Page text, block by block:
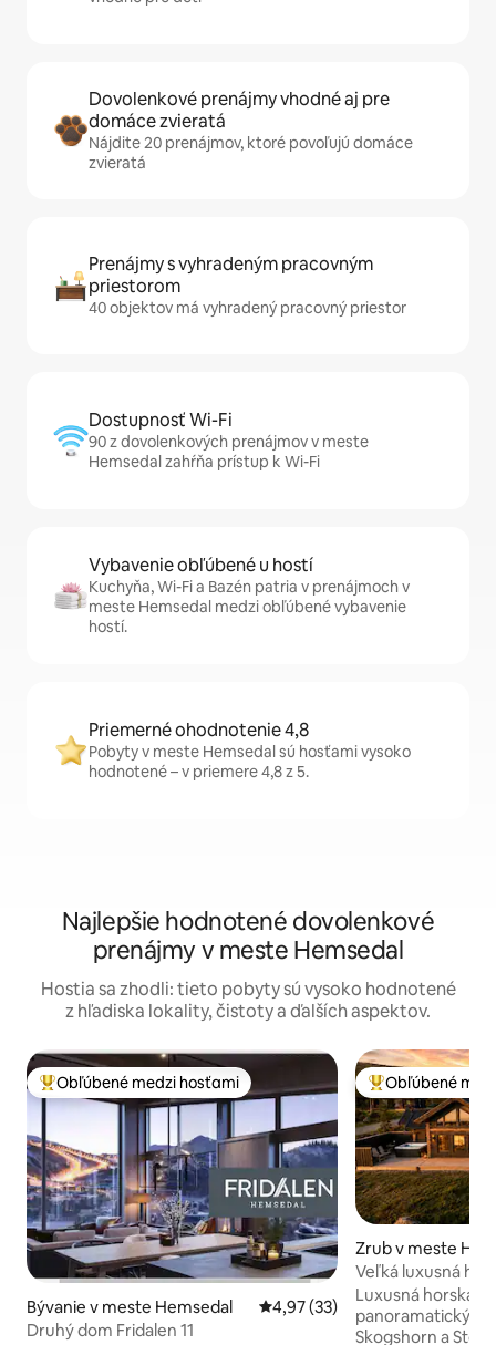
Dovolenkové prenájmy vhodné aj pre
domáce zvieratá
Nájdite 20 prenájmov, ktoré povoľujú domáce
zvieratá
Prenájmy s vyhradeným pracovným
priestorom
40 objektov má vyhradený pracovný priestor
Dostupnosť Wi-Fi
90 z dovolenkových prenájmov v meste
Hemsedal zahŕňa prístup k Wi-Fi
Vybavenie obľúbené u hostí
Kuchyňa, Wi-Fi a Bazén patria v prenájmoch v
meste Hemsedal medzi obľúbené vybavenie
hostí.
Priemerné ohodnotenie 4,8
Pobyty v meste Hemsedal sú hosťami vysoko
hodnotené – v priemere 4,8 z 5.
Najlepšie hodnotené dovolenkové
prenájmy v meste Hemsedal
Hostia sa zhodli: tieto pobyty sú vysoko hodnotené
z hľadiska lokality, čistoty a ďalších aspektov.
Najobľúbenejšie medzi hosťami
Obľúbené medzi hosťami
Bývanie v meste Hemsedal Priemerné ohodnotenie 4,97
4,97 (33)
Druhý dom Fridalen 11
Najobľúbenejšie
Obľúbené
Zrub v meste
ne
Veľká luxusná
panoramatickým
Luxusná horská
panoramatickým
Skogshorn a